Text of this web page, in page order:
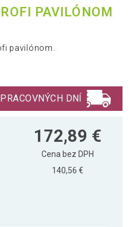
PAVILÓNOM
pavilónom.
DNÍ
172,89 €
Cena bez DPH
140,56 €